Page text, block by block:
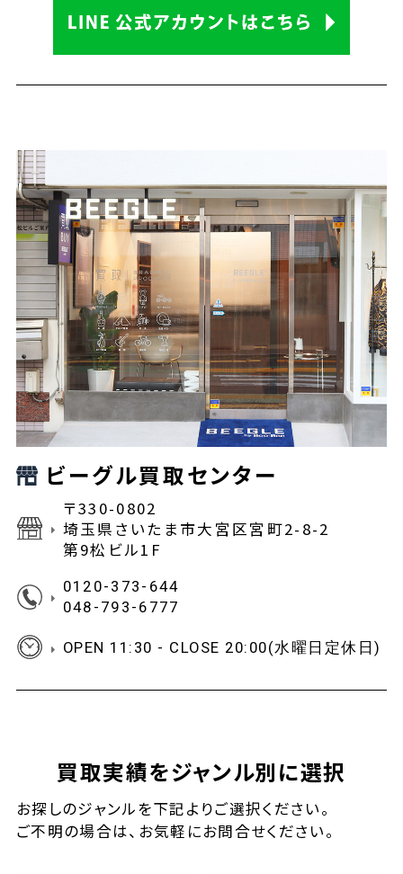
ビーグル買取センター
〒330-0802
埼玉県さいたま市大宮区宮町2-8-2
第9松ビル1F
0120-373-644
048-793-6777
OPEN 11:30 - CLOSE 20:00(水曜日定休日)
買取実績をジャンル別に選択
お探しのジャンルを下記よりご選択ください。
ご不明の場合は、お気軽にお問合せください。